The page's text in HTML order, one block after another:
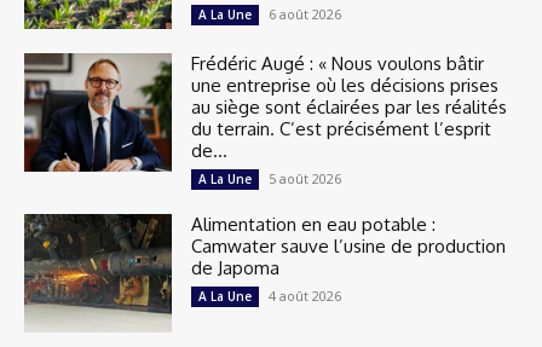
A La Une 6 août 2026
Frédéric Augé : « Nous voulons bâtir
une entreprise où les décisions prises
au siège sont éclairées par les réalités
du terrain. C’est précisément l’esprit
de...
A La Une 5 août 2026
Alimentation en eau potable :
Camwater sauve l’usine de production
de Japoma
A La Une 4 août 2026